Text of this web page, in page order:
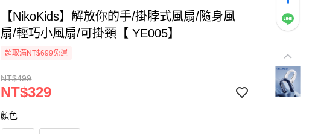
【NikoKids】解放你的手/掛脖式風扇/隨身風
扇/輕巧小風扇/可掛頸【 YE005】
超取滿NT$699免運
NT$499
NT$329
顏色